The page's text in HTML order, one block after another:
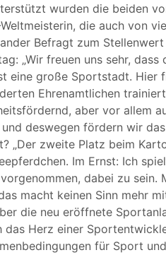
wurden die beiden
die auch von
Befragt zum
„Wir freuen uns sehr,
eine große Sportstadt. Hier
Ehrenamtlichen
aber vor allem
deswegen fördern wir
„Der zweite Platz beim
Im Ernst: Ich
dabei zu sein.
macht keinen Sinn mehr
die neu eröffnete
Herz einer
für Sport